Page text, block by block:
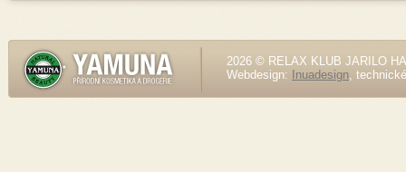
2026 © RELAX KLUB JARILO
Webdesign:
Inuadesign,